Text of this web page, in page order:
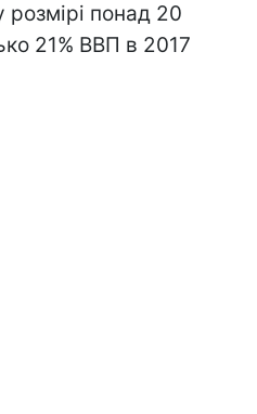
понад 20
21% ВВП в 2017